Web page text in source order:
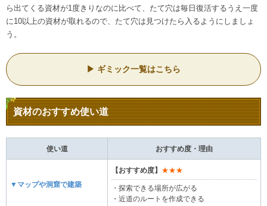
ら出てくる資材が1度きりなのに比べて、たて穴は毎日復活するうえ一度
に10以上の資材が取れるので、たて穴は見つけたら入るようにしましょ
う。
ギミック一覧はこちら
資材のおすすめ使い道
使い道 おすすめ度・理由
▼マップや洞窟で建築
【おすすめ度】 ★★★
・探索できる場所が広がる
・近道のルートを作成できる